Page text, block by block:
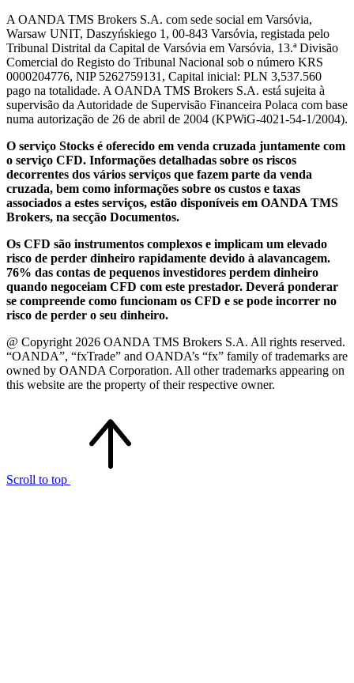
A OANDA TMS Brokers S.A. com sede social em Varsóvia,
Warsaw UNIT, Daszyńskiego 1, 00-843 Varsóvia, registada pelo
Tribunal Distrital da Capital de Varsóvia em Varsóvia, 13.ª Divisão
Comercial do Registo do Tribunal Nacional sob o número KRS
0000204776, NIP 5262759131, Capital inicial: PLN 3,537.560
pago na totalidade. A OANDA TMS Brokers S.A. está sujeita à
supervisão da Autoridade de Supervisão Financeira Polaca com base
numa autorização de 26 de abril de 2004 (KPWiG-4021-54-1/2004).
O serviço Stocks é oferecido em venda cruzada juntamente com
o serviço CFD. Informações detalhadas sobre os riscos
decorrentes dos vários serviços que fazem parte da venda
cruzada, bem como informações sobre os custos e taxas
associados a estes serviços, estão disponíveis em OANDA TMS
Brokers, na secção Documentos.
Os CFD são instrumentos complexos e implicam um elevado
risco de perder dinheiro rapidamente devido à alavancagem.
76% das contas de pequenos investidores perdem dinheiro
quando negoceiam CFD com este prestador. Deverá ponderar
se compreende como funcionam os CFD e se pode incorrer no
risco de perder o seu dinheiro.
@ Copyright 2026 OANDA TMS Brokers S.A. All rights reserved.
“OANDA”, “fxTrade” and OANDA’s “fx” family of trademarks are
owned by OANDA Corporation. All other trademarks appearing on
this website are the property of their respective owner.
Scroll to top